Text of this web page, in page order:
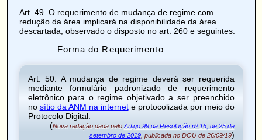
Art. 49. O requerimento de mudança de regime com
redução da área implicará na disponibilidadeda área
descartada, observado o disposto no art. 260 e seguintes.
Forma do Requerimento
Art. 50 . A mudança de regime deverá ser requerida
mediante formulário padronizado de requerimento
eletrônico para o regime objetivado a ser preenchido
no sítio da ANM na internete protocolizada por meio do
Protocolo Digital.
(Nova redação dada pelo Artigo 99 da Resolução nº 16, de 25 de
setembro de 2019, publicada no DOU de 26/09/19)